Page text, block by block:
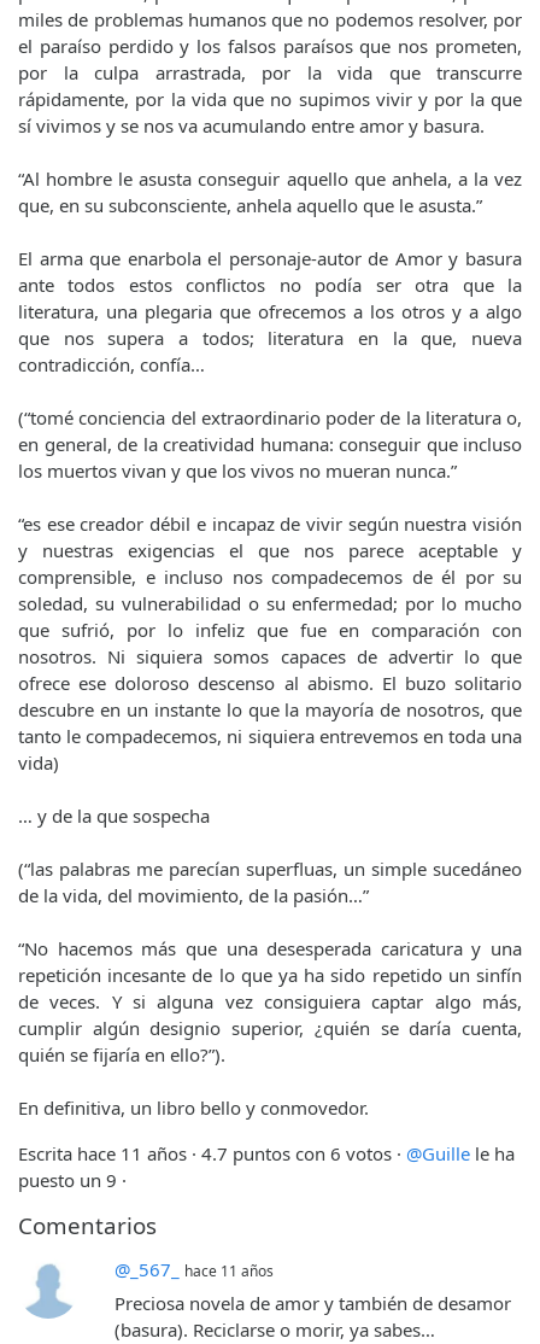
miles de problemas humanos que no podemos resolver, por
el paraíso perdido y los falsos paraísos que nos prometen,
por la culpa arrastrada, por la vida que transcurre
rápidamente, por la vida que no supimos vivir y por la que
sí vivimos y se nos va acumulando entre amor y basura.
“Al hombre le asusta conseguir aquello que anhela, a la vez
que, en su subconsciente, anhela aquello que le asusta.”
El arma que enarbola el personaje-autor de Amor y basura
ante todos estos conflictos no podía ser otra que la
literatura, una plegaria que ofrecemos a los otros y a algo
que nos supera a todos; literatura en la que, nueva
contradicción, confía…
(“tomé conciencia del extraordinario poder de la literatura o,
en general, de la creatividad humana: conseguir que incluso
los muertos vivan y que los vivos no mueran nunca.”
“es ese creador débil e incapaz de vivir según nuestra visión
y nuestras exigencias el que nos parece aceptable y
comprensible, e incluso nos compadecemos de él por su
soledad, su vulnerabilidad o su enfermedad; por lo mucho
que sufrió, por lo infeliz que fue en comparación con
nosotros. Ni siquiera somos capaces de advertir lo que
ofrece ese doloroso descenso al abismo. El buzo solitario
descubre en un instante lo que la mayoría de nosotros, que
tanto le compadecemos, ni siquiera entrevemos en toda una
vida)
… y de la que sospecha
(“las palabras me parecían superfluas, un simple sucedáneo
de la vida, del movimiento, de la pasión…”
“No hacemos más que una desesperada caricatura y una
repetición incesante de lo que ya ha sido repetido un sinfín
de veces. Y si alguna vez consiguiera captar algo más,
cumplir algún designio superior, ¿quién se daría cuenta,
quién se fijaría en ello?”).
En definitiva, un libro bello y conmovedor.
Escrita hace 11 años · 4.7 puntos con 6 votos · @Guille le ha
puesto un 9 ·
Comentarios
@_567_ hace 11 años
Preciosa novela de amor y también de desamor
(basura). Reciclarse o morir, ya sabes…